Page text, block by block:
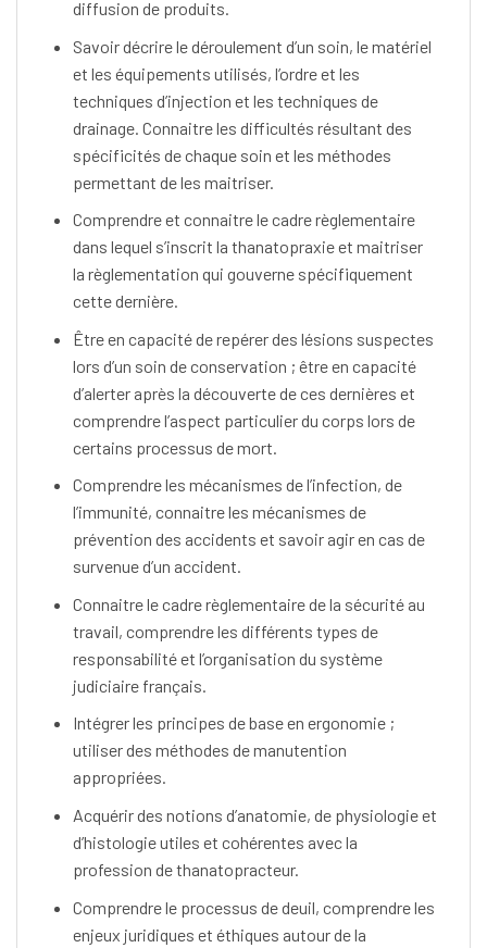
diffusion de produits.
Savoir décrire le déroulement d’un soin, le matériel
et les équipements utilisés, l’ordre et les
techniques d’injection et les techniques de
drainage. Connaitre les difficultés résultant des
spécificités de chaque soin et les méthodes
permettant de les maitriser.
Comprendre et connaitre le cadre règlementaire
dans lequel s’inscrit la thanatopraxie et maitriser
la règlementation qui gouverne spécifiquement
cette dernière.
Être en capacité de repérer des lésions suspectes
lors d’un soin de conservation ; être en capacité
d’alerter après la découverte de ces dernières et
comprendre l’aspect particulier du corps lors de
certains processus de mort.
Comprendre les mécanismes de l’infection, de
l’immunité, connaitre les mécanismes de
prévention des accidents et savoir agir en cas de
survenue d’un accident.
Connaitre le cadre règlementaire de la sécurité au
travail, comprendre les différents types de
responsabilité et l’organisation du système
judiciaire français.
Intégrer les principes de base en ergonomie ;
utiliser des méthodes de manutention
appropriées.
Acquérir des notions d’anatomie, de physiologie et
d’histologie utiles et cohérentes avec la
profession de thanatopracteur.
Comprendre le processus de deuil, comprendre les
enjeux juridiques et éthiques autour de la